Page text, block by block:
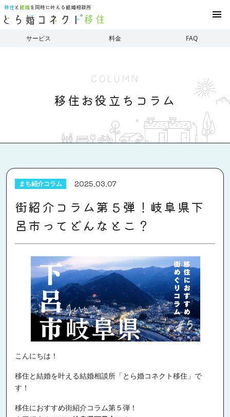
移住と 結婚を同時に叶える結婚相談所
menu
サービス 料金 FAQ
COLUMN
移住お役立ちコラム
まち紹介コラム 2025.03.07
街紹介コラム第５弾！岐阜県下
呂市ってどんなとこ？
こんにちは！
移住と結婚を叶える結婚相談所「とら婚コネクト移住」で
す！
移住におすすめ街紹介コラム第５弾！